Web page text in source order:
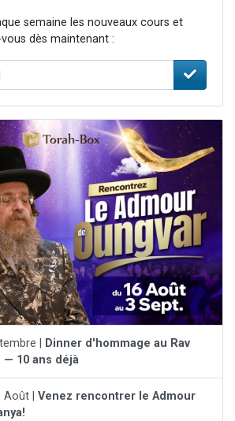
semaine les nouveaux cours et
dès maintenant :
|
Dinner d'hommage au Rav
— 10 ans déjà
| Venez rencontrer le Admour